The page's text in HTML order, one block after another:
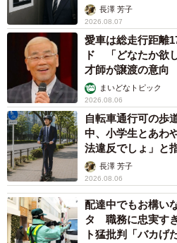
インスタグラマーYUIさん。ポルシェ911
【下着ユニバ騒動】YUIさんを含
月、ほぼ下着のような露出度の
の様子をインスタグラムに投稿
場所なのに不適切だ」とネット
受け、USJが公式ツイッターなど
装やパークにふさわしくない過
ただく場合がございます」と注
長澤 芳子
2026.08.07
愛車は総走行距離
ド 「どなたか欲
才師が譲渡の意向
まいどなトピック
2026.08.06
自転車通行可の歩
中、小学生とあわ
法違反でしょ」と
説】長澤 芳子
2026.08.06
配達中でもお構い
タ 職務に忠実す
ト猛批判「バカげ